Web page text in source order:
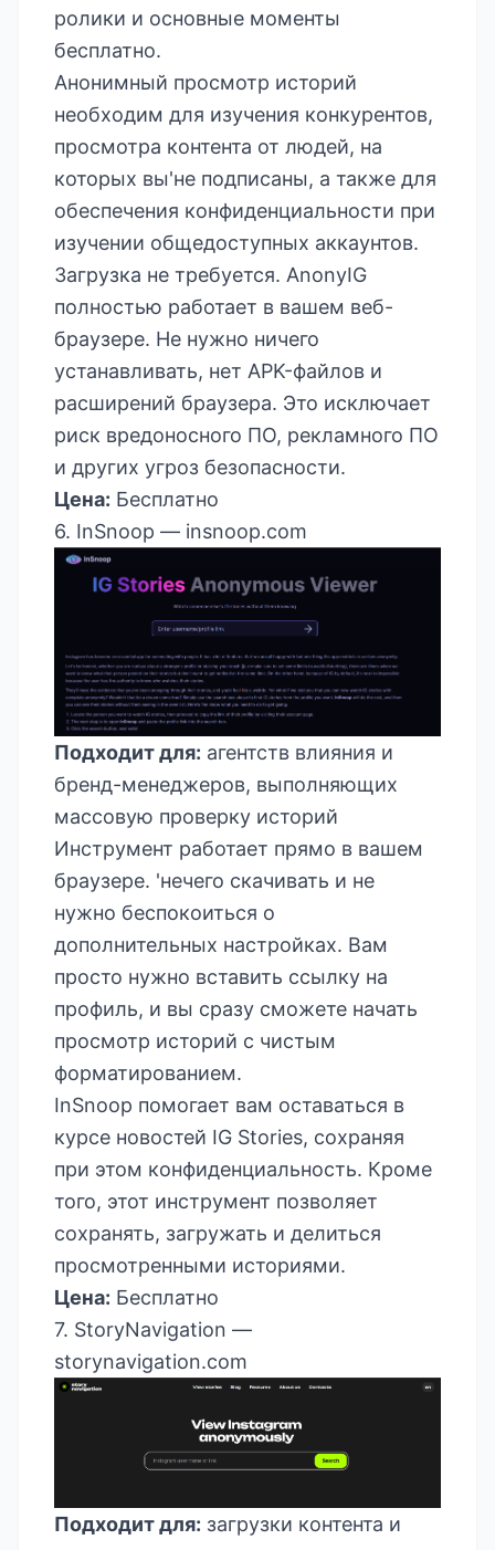
ролики и основные моменты
бесплатно.
Анонимный просмотр историй
необходим для изучения конкурентов,
просмотра контента от людей, на
которых вы'не подписаны, а также для
обеспечения конфиденциальности при
изучении общедоступных аккаунтов.
Загрузка не требуется. AnonyIG
полностью работает в вашем веб-
браузере. Не нужно ничего
устанавливать, нет APK-файлов и
расширений браузера. Это исключает
риск вредоносного ПО, рекламного ПО
и других угроз безопасности.
Цена: Бесплатно
6. InSnoop — insnoop.com
Подходит для: агентств влияния и
бренд-менеджеров, выполняющих
массовую проверку историй
Инструмент работает прямо в вашем
браузере. 'нечего скачивать и не
нужно беспокоиться о
дополнительных настройках. Вам
просто нужно вставить ссылку на
профиль, и вы сразу сможете начать
просмотр историй с чистым
форматированием.
InSnoop помогает вам оставаться в
курсе новостей IG Stories, сохраняя
при этом конфиденциальность. Кроме
того, этот инструмент позволяет
сохранять, загружать и делиться
просмотренными историями.
Цена: Бесплатно
7. StoryNavigation —
storynavigation.com
Подходит для: загрузки контента и